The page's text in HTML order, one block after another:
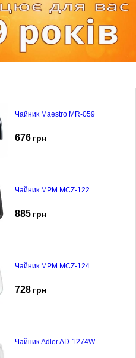
Чайник Maestro MR-059
676 грн
Чайник MPM MCZ-122
885 грн
Чайник MPM MCZ-124
728 грн
Чайник Adler AD-1274W